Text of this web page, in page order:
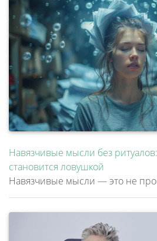
Навязчивые мысли без
становится ловушкой